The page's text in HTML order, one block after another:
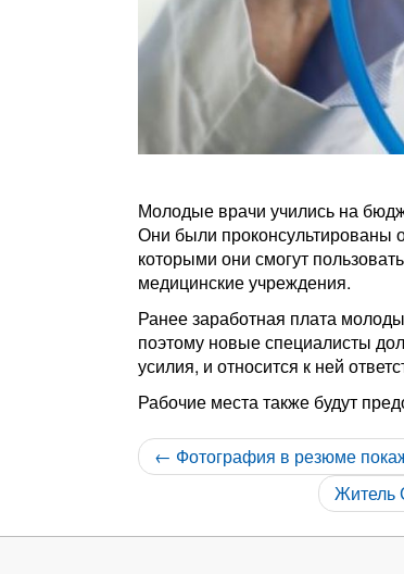
Молодые врачи учились на
Они были проконсультированы
которыми они смогут
медицинские учреждения.
Ранее заработная плата
поэтому новые специалисты
усилия, и относится к ней
Рабочие места также будут
← Фотография в резюме
Житель